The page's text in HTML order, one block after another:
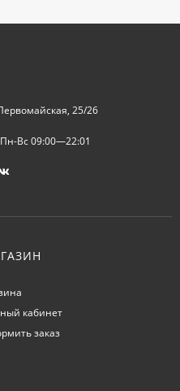
25/26
Пн-Вс 09:00—22:01
кабинет
заказ